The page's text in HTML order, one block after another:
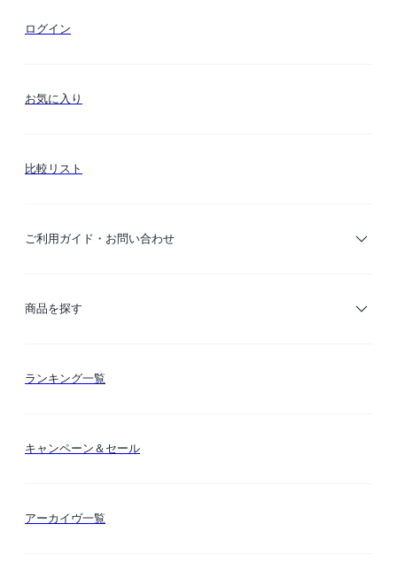
ログイン
お気に入り
比較リスト
ご利用ガイド・お問い合わせ
ご利用ガイド
商品を探す
カテゴリー検索
ランキング一覧
キャンペーン＆セール
アーカイヴ一覧